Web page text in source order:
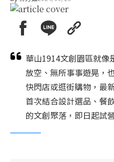
華山1914文創園區就像
放空、無所事事遊晃，
快閃店或逛街購物，最
首次結合設計選品、餐
的文創聚落，即日起試